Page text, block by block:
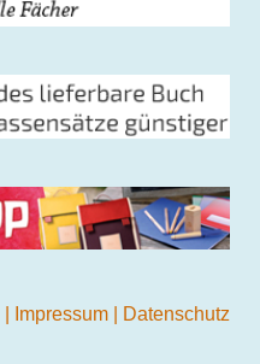
Impressum Datenschutz